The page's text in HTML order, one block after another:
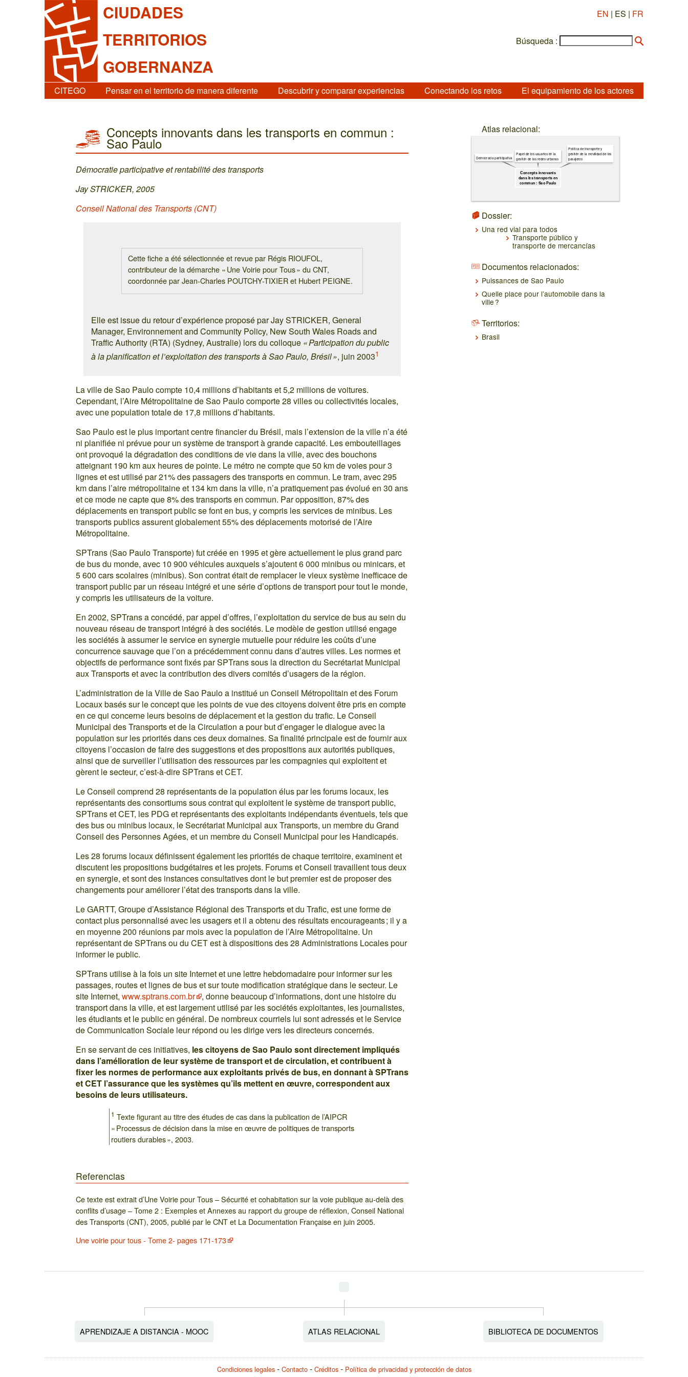
CIUDADES
TERRITORIOS
GOBERNANZA
EN | ES | FR
Búsqueda :
CITEGO Pensar en el territorio de manera diferente Descubrir y comparar experiencias Conectando los retos El equipamiento de los actores
Concepts innovants dans les transports en commun :
Sao Paulo
Démocratie participative et rentabilité des transports
Jay STRICKER, 2005
Conseil National des Transports (CNT)
Cette fiche a été sélectionnée et revue par Régis RIOUFOL,
contributeur de la démarche « Une Voirie pour Tous » du CNT,
coordonnée par Jean-Charles POUTCHY-TIXIER et Hubert PEIGNE.
Elle est issue du retour d’expérience proposé par Jay STRICKER, General
Manager, Environnement and Community Policy, New South Wales Roads and
Traffic Authority (RTA) (Sydney, Australie) lors du colloque « Participation du public
à la planification et l’exploitation des transports à Sao Paulo, Brésil », juin 20031
La ville de Sao Paulo compte 10,4 millions d’habitants et 5,2 millions de voitures.
Cependant, l’Aire Métropolitaine de Sao Paulo comporte 28 villes ou collectivités locales,
avec une population totale de 17,8 millions d’habitants.
Sao Paulo est le plus important centre financier du Brésil, mais l’extension de la ville n’a été
ni planifiée ni prévue pour un système de transport à grande capacité. Les embouteillages
ont provoqué la dégradation des conditions de vie dans la ville, avec des bouchons
atteignant 190 km aux heures de pointe. Le métro ne compte que 50 km de voies pour 3
lignes et est utilisé par 21% des passagers des transports en commun. Le tram, avec 295
km dans l’aire métropolitaine et 134 km dans la ville, n’a pratiquement pas évolué en 30 ans
et ce mode ne capte que 8% des transports en commun. Par opposition, 87% des
déplacements en transport public se font en bus, y compris les services de minibus. Les
transports publics assurent globalement 55% des déplacements motorisé de l’Aire
Métropolitaine.
SPTrans (Sao Paulo Transporte) fut créée en 1995 et gère actuellement le plus grand parc
de bus du monde, avec 10 900 véhicules auxquels s’ajoutent 6 000 minibus ou minicars, et
5 600 cars scolaires (minibus). Son contrat était de remplacer le vieux système inefficace de
transport public par un réseau intégré et une série d’options de transport pour tout le monde,
y compris les utilisateurs de la voiture.
En 2002, SPTrans a concédé, par appel d’offres, l’exploitation du service de bus au sein du
nouveau réseau de transport intégré à des sociétés. Le modèle de gestion utilisé engage
les sociétés à assumer le service en synergie mutuelle pour réduire les coûts d’une
concurrence sauvage que l’on a précédemment connu dans d’autres villes. Les normes et
objectifs de performance sont fixés par SPTrans sous la direction du Secrétariat Municipal
aux Transports et avec la contribution des divers comités d’usagers de la région.
L’administration de la Ville de Sao Paulo a institué un Conseil Métropolitain et des Forum
Locaux basés sur le concept que les points de vue des citoyens doivent être pris en compte
en ce qui concerne leurs besoins de déplacement et la gestion du trafic. Le Conseil
Municipal des Transports et de la Circulation a pour but d’engager le dialogue avec la
population sur les priorités dans ces deux domaines. Sa finalité principale est de fournir aux
citoyens l’occasion de faire des suggestions et des propositions aux autorités publiques,
ainsi que de surveiller l’utilisation des ressources par les compagnies qui exploitent et
gèrent le secteur, c’est-à-dire SPTrans et CET.
Le Conseil comprend 28 représentants de la population élus par les forums locaux, les
représentants des consortiums sous contrat qui exploitent le système de transport public,
SPTrans et CET, les PDG et représentants des exploitants indépendants éventuels, tels que
des bus ou minibus locaux, le Secrétariat Municipal aux Transports, un membre du Grand
Conseil des Personnes Agées, et un membre du Conseil Municipal pour les Handicapés.
Les 28 forums locaux définissent également les priorités de chaque territoire, examinent et
discutent les propositions budgétaires et les projets. Forums et Conseil travaillent tous deux
en synergie, et sont des instances consultatives dont le but premier est de proposer des
changements pour améliorer l’état des transports dans la ville.
Le GARTT, Groupe d’Assistance Régional des Transports et du Trafic, est une forme de
contact plus personnalisé avec les usagers et il a obtenu des résultats encourageants ; il y a
en moyenne 200 réunions par mois avec la population de l’Aire Métropolitaine. Un
représentant de SPTrans ou du CET est à dispositions des 28 Administrations Locales pour
informer le public.
SPTrans utilise à la fois un site Internet et une lettre hebdomadaire pour informer sur les
passages, routes et lignes de bus et sur toute modification stratégique dans le secteur. Le
site Internet,www.sptrans.com.br , donne beaucoup d’informations, dont une histoire du
transport dans la ville, et est largement utilisé par les sociétés exploitantes, les journalistes,
les étudiants et le public en général. De nombreux courriels lui sont adressés et le Service
de Communication Sociale leur répond ou les dirige vers les directeurs concernés.
En se servant de ces initiatives, les citoyens de Sao Paulo sont directement impliqués
dans l’amélioration de leur système de transport et de circulation, et contribuent à
fixer les normes de performance aux exploitants privés de bus, en donnant à SPTrans
et CET l’assurance que les systèmes qu’ils mettent en œuvre, correspondent aux
besoins de leurs utilisateurs.
1 Texte figurant au titre des études de cas dans la publication de l’AIPCR
« Processus de décision dans la mise en œuvre de politiques de transports
routiers durables », 2003.
Referencias
Ce texte est extrait d’Une Voirie pour Tous – Sécurité et cohabitation sur la voie publique au-delà des
conflits d’usage – Tome 2 : Exemples et Annexes au rapport du groupe de réflexion, Conseil National
des Transports (CNT), 2005, publié par le CNT et La Documentation Française en juin 2005.
Une voirie pour tous - Tome 2- pages 171-173
Atlas relacional:
Concepts innovants
dans les transports en
commun : Sao Paulo
Política de transporte y
gestión de la movilidad de los
pasajeros
Papel de los usuarios en la
gestión de las redes urbanas
Democracia participativa
Dossier:
Una red vial para todos
Transporte público y
transporte de mercancías
Documentos relacionados:
Puissances de Sao Paulo
Quelle place pour l’automobile dans la
ville ?
Territorios:
Brasil
APRENDIZAJE A DISTANCIA - MOOC ATLAS RELACIONAL BIBLIOTECA DE DOCUMENTOS
Condiciones legales Contacto Créditos Política de privacidad y protección de datos